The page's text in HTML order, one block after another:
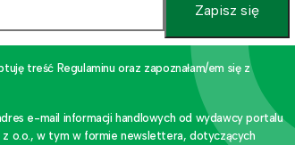
Zapisz się
treść Regulaminu oraz zapoznałam/em się z
e-mail informacji handlowych od wydawcy portalu
z o.o., w tym w formie newslettera, dotyczących